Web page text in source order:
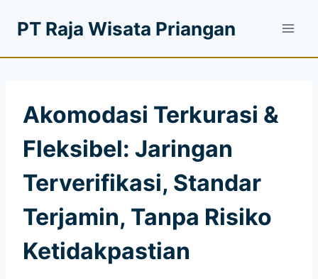
PT Raja Wisata Priangan
Akomodasi Terkurasi &
Fleksibel: Jaringan
Terverifikasi, Standar
Terjamin, Tanpa Risiko
Ketidakpastian